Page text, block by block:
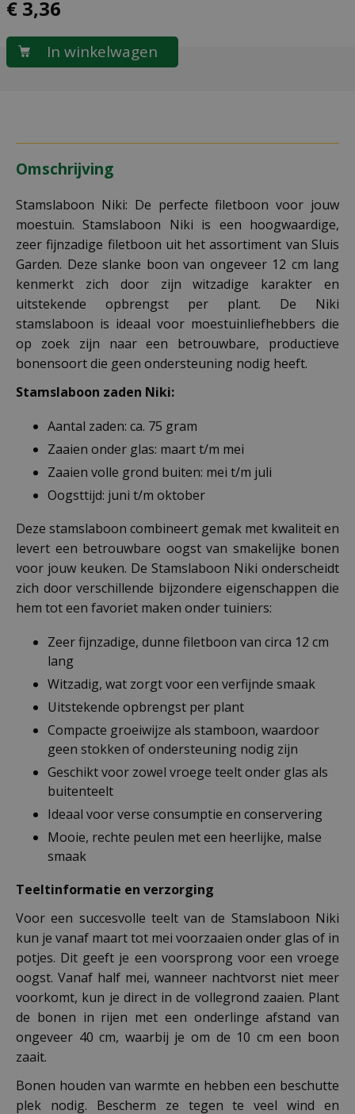
€ 3,36
Omschrijving
Stamslaboon Niki: De perfecte filetboon voor jouw
moestuin. Stamslaboon Niki is een hoogwaardige,
zeer fijnzadige filetboon uit het assortiment van Sluis
Garden. Deze slanke boon van ongeveer 12 cm lang
kenmerkt zich door zijn witzadige karakter en
uitstekende opbrengst per plant. De Niki
stamslaboon is ideaal voor moestuinliefhebbers die
op zoek zijn naar een betrouwbare, productieve
bonensoort die geen ondersteuning nodig heeft.
Stamslaboon zaden Niki:
Aantal zaden: ca. 75 gram
Zaaien onder glas: maart t/m mei
Zaaien volle grond buiten: mei t/m juli
Oogsttijd: juni t/m oktober
Deze stamslaboon combineert gemak met kwaliteit en
levert een betrouwbare oogst van smakelijke bonen
voor jouw keuken. De Stamslaboon Niki onderscheidt
zich door verschillende bijzondere eigenschappen die
hem tot een favoriet maken onder tuiniers:
Zeer fijnzadige, dunne filetboon van circa 12 cm
lang
Witzadig, wat zorgt voor een verfijnde smaak
Uitstekende opbrengst per plant
Compacte groeiwijze als stamboon, waardoor
geen stokken of ondersteuning nodig zijn
Geschikt voor zowel vroege teelt onder glas als
buitenteelt
Ideaal voor verse consumptie en conservering
Mooie, rechte peulen met een heerlijke, malse
smaak
Teeltinformatie en verzorging
Voor een succesvolle teelt van de Stamslaboon Niki
kun je vanaf maart tot mei voorzaaien onder glas of in
potjes. Dit geeft je een voorsprong voor een vroege
oogst. Vanaf half mei, wanneer nachtvorst niet meer
voorkomt, kun je direct in de vollegrond zaaien. Plant
de bonen in rijen met een onderlinge afstand van
ongeveer 40 cm, waarbij je om de 10 cm een boon
zaait.
Bonen houden van warmte en hebben een beschutte
plek nodig. Bescherm ze tegen te veel wind en